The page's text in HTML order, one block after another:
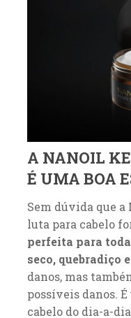
A NANOIL
É UMA BOA
Sem dúvida que a
luta para cabelo
perfeita para
seco, quebradiço
danos, mas
possíveis danos.
cabelo do dia-a-